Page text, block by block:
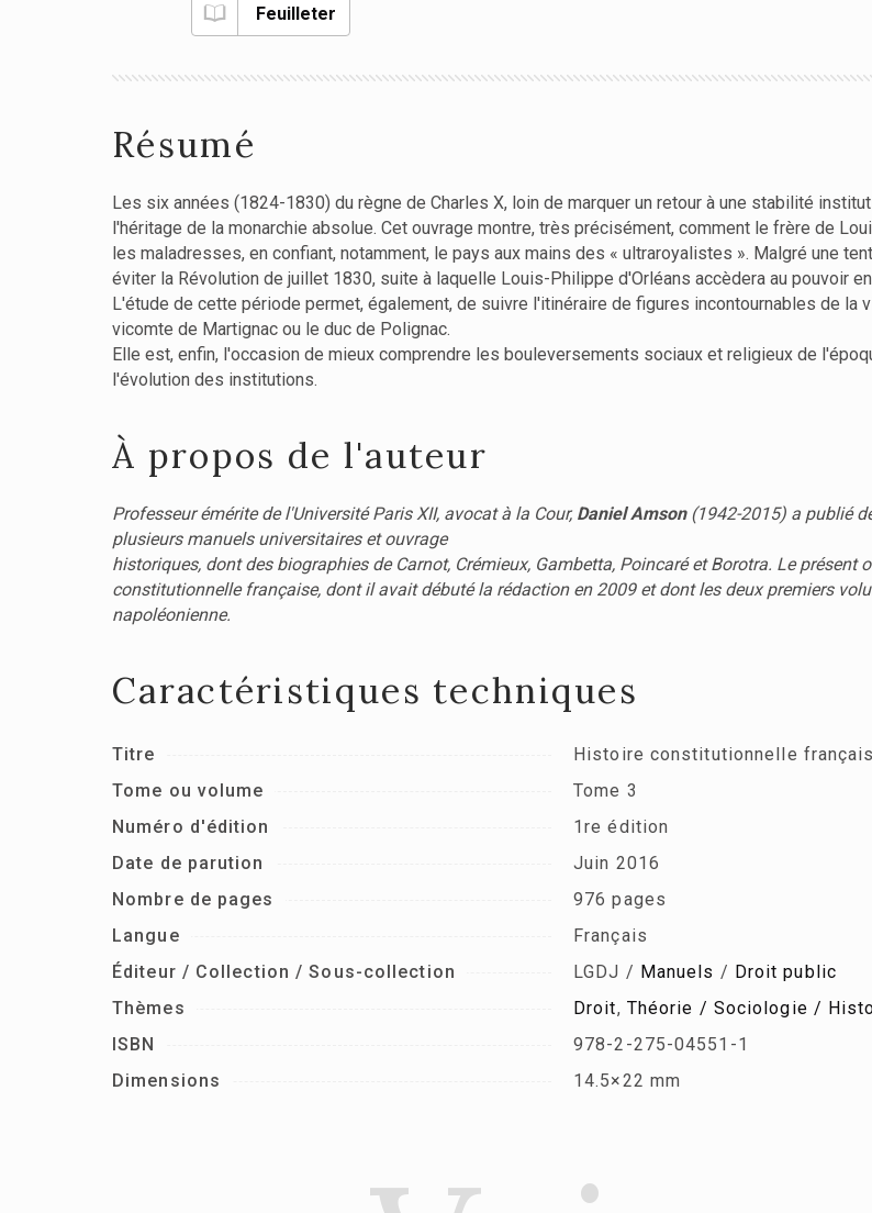
Feuilleter
Résumé
Les six années (1824-1830) du règne de Charles X, loin de marquer un retour à une stabilité
l'héritage de la monarchie absolue. Cet ouvrage montre, très précisément, comment le frère de
les maladresses, en confiant, notamment, le pays aux mains des « ultraroyalistes ». Malgré une
éviter la Révolution de juillet 1830, suite à laquelle Louis-Philippe d'Orléans accèdera au pouvoir
L'étude de cette période permet, également, de suivre l'itinéraire de figures incontournables de
vicomte de Martignac ou le duc de Polignac.
Elle est, enfin, l'occasion de mieux comprendre les bouleversements sociaux et religieux de
l'évolution des institutions.
À propos de l'auteur
Professeur émérite de l'Université Paris XII, avocat à la Cour, Daniel Amson(1942-2015) a publié
plusieurs manuels universitaires et ouvrage
historiques, dont des biographies de Carnot, Crémieux, Gambetta, Poincaré et Borotra. Le
constitutionnelle française, dont il avait débuté la rédaction en 2009 et dont les deux premiers
napoléonienne.
Caractéristiques techniques
Titre
Histoire constitutionnelle
Tome ou volume
Tome 3
Numéro d'édition
1re édition
Date de parution
Juin 2016
Nombre de pages
976 pages
Langue
Français
Éditeur / Collection / Sous-collection
LGDJ / Manuels / Droit public
Thèmes
Droit, Théorie / Sociologie /
ISBN
978-2-275-04551-1
Dimensions
14.5×22 mm